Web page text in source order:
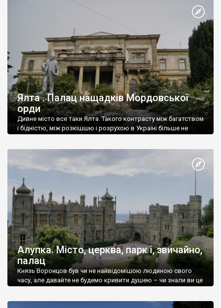
Ялта . Палац нащадків Мордовської
орди
Дивне місто все таки Ялта. Такого контрасту між багатством
і бідністю, між розкішшю і розрухою в Україні більше не
Алупка. Місто, церква, парк і, звичайно,
палац
Князь Воронцов був чи не найвідомішою людиною свого
часу, але давайте не будемо кривити душею – чи знали ви це